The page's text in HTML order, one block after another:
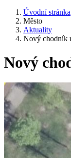
Úvodní stránka
Město
Aktuality
Nový chodník
Nový